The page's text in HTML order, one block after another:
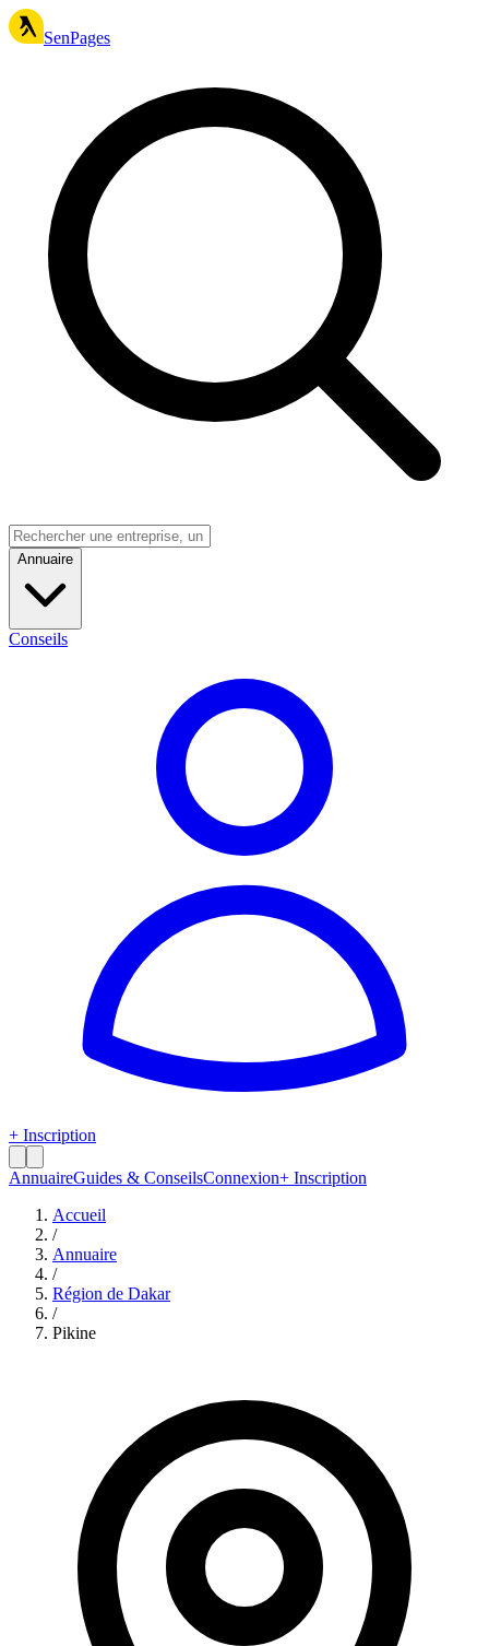
SenPages
Annuaire
Conseils
+ Inscription
AnnuaireGuides & ConseilsConnexion+ Inscription
Accueil
/
Annuaire
/
Région de Dakar
/
Pikine